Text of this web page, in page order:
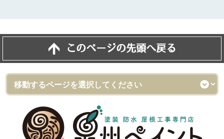
このページの先頭へ戻る